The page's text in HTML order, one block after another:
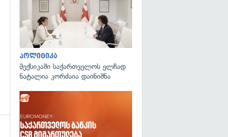
პოლიტიკა
მექსიკაში საქართველოს ელჩად
ნატალია კორძაია დაინიშნა